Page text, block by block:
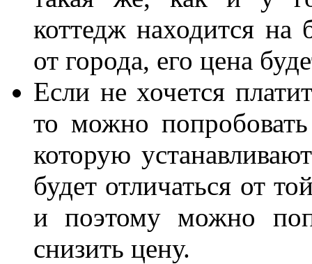
коттедж находится на
от города, его цена
Если не хочется
то можно попробовать
которую
будет отличаться от
и поэтому можно
снизить цену.